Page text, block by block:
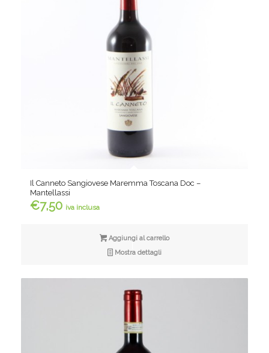
Il Canneto Sangiovese Maremma Toscana Doc –
Mantellassi
€7,50 iva inclusa
Aggiungi al carrello
Mostra dettagli